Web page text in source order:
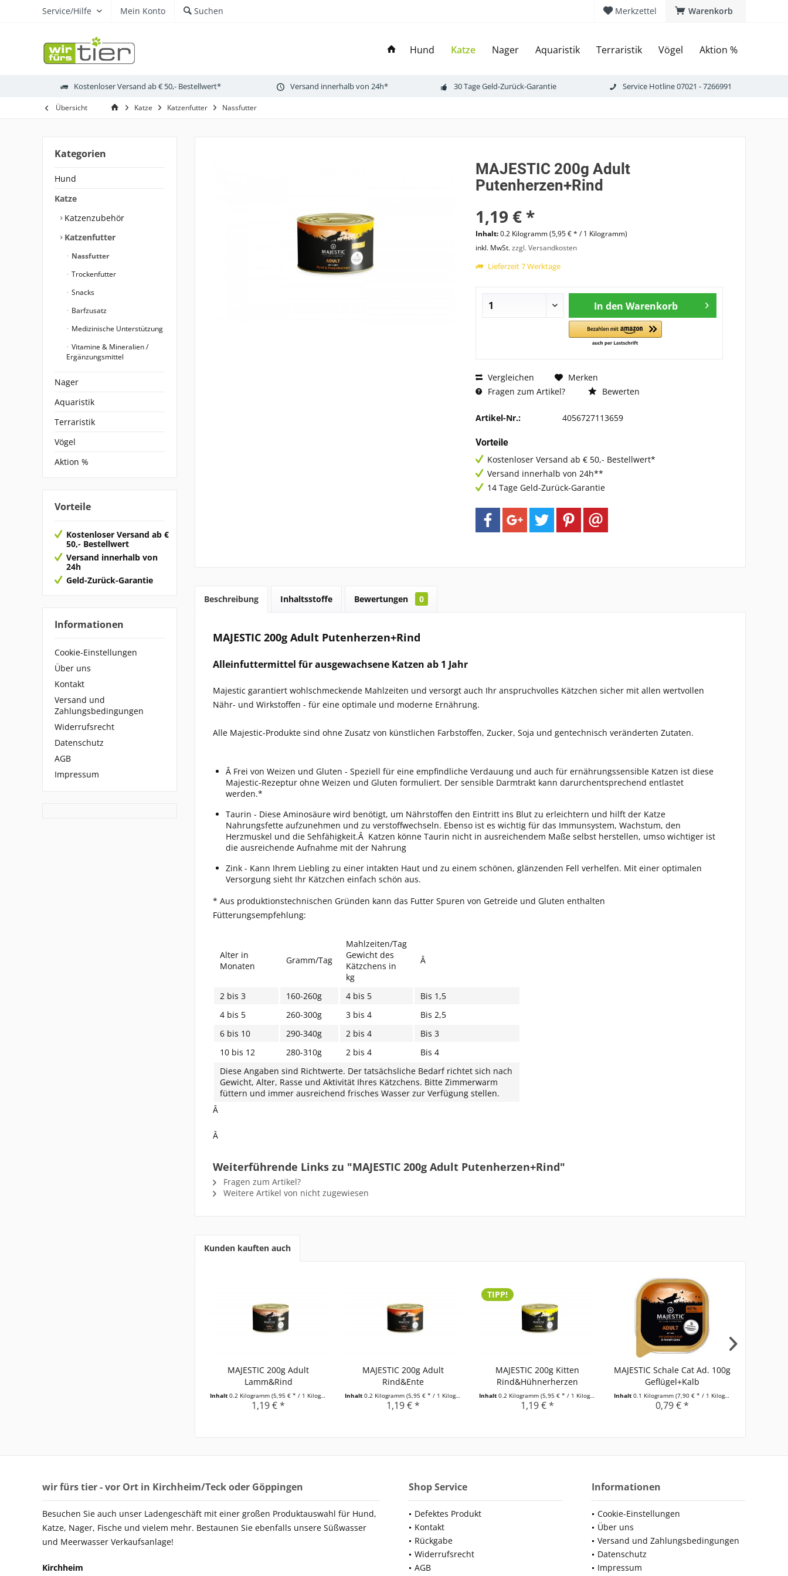
Warenkorb
Merkzettel
Service/Hilfe Mein Konto Suchen
Hund Katze Nager Aquaristik Terraristik Vögel Aktion %
Kostenloser Versand ab € 50,- Bestellwert* Versand innerhalb von 24h* 30 Tage Geld-Zurück-Garantie Service Hotline 07021 - 7266991
Übersicht Katze Katzenfutter Nassfutter
Kategorien
Hund
Katze
Katzenzubehör
Katzenfutter
Nassfutter
Trockenfutter
Snacks
Barfzusatz
Medizinische Unterstützung
Vitamine & Mineralien /
Ergänzungsmittel
Nager
Aquaristik
Terraristik
Vögel
Aktion %
Vorteile
Kostenloser Versand ab €
50,- Bestellwert
Versand innerhalb von
24h
Geld-Zurück-Garantie
Informationen
Cookie-Einstellungen
Über uns
Kontakt
Versand und
Zahlungsbedingungen
Widerrufsrecht
Datenschutz
AGB
Impressum
MAJESTIC 200g Adult
Putenherzen+Rind
1,19 € *
Inhalt:0.2 Kilogramm (5,95 € * / 1 Kilogramm)
inkl. MwSt.zzgl. Versandkosten
Lieferzeit 7 Werktage
In den Warenkorb
Vergleichen
Merken
Fragen zum Artikel?
Bewerten
Artikel-Nr.: 4056727113659
Vorteile
Kostenloser Versand ab € 50,- Bestellwert*
Versand innerhalb von 24h**
14 Tage Geld-Zurück-Garantie
Beschreibung Inhaltsstoffe Bewertungen 0
MAJESTIC 200g Adult Putenherzen+Rind
Alleinfuttermittel für ausgewachsene Katzen ab 1 Jahr
Majestic garantiert wohlschmeckende Mahlzeiten und versorgt auch Ihr anspruchvolles Kätzchen sicher mit allen wertvollen
Nähr- und Wirkstoffen - für eine optimale und moderne Ernährung.
Alle Majestic-Produkte sind ohne Zusatz von künstlichen Farbstoffen, Zucker, Soja und gentechnisch veränderten Zutaten.
Â Frei von Weizen und Gluten - Speziell für eine empfindliche Verdauung und auch für ernährungssensible Katzen ist diese
Majestic-Rezeptur ohne Weizen und Gluten formuliert. Der sensible Darmtrakt kann darurchentsprechend entlastet
werden.*
Taurin - Diese Aminosäure wird benötigt, um Nährstoffen den Eintritt ins Blut zu erleichtern und hilft der Katze
Nahrungsfette aufzunehmen und zu verstoffwechseln. Ebenso ist es wichtig für das Immunsystem, Wachstum, den
Herzmuskel und die Sehfähigkeit.Â Katzen könne Taurin nicht in ausreichendem Maße selbst herstellen, umso wichtiger ist
die ausreichende Aufnahme mit der Nahrung
Zink - Kann Ihrem Liebling zu einer intakten Haut und zu einem schönen, glänzenden Fell verhelfen. Mit einer optimalen
Versorgung sieht Ihr Kätzchen einfach schön aus.
* Aus produktionstechnischen Gründen kann das Futter Spuren von Getreide und Gluten enthalten
Fütterungsempfehlung:
Alter in
Monaten
Gramm/Tag
Mahlzeiten/Tag
Gewicht des
Kätzchens in
kg
Â
2 bis 3 160-260g 4 bis 5
Bis 1,5
4 bis 5
260-300g 3 bis 4
Bis 2,5
6 bis 10
290-340g 2 bis 4
Bis 3
10 bis 12
280-310g 2 bis 4
Bis 4
Diese Angaben sind Richtwerte. Der tatsächsliche Bedarf richtet sich nach
Gewicht, Alter, Rasse und Aktivität Ihres Kätzchens. Bitte Zimmerwarm
füttern und immer ausreichend frisches Wasser zur Verfügung stellen.
Â
Â
Weiterführende Links zu "MAJESTIC 200g Adult Putenherzen+Rind"
Fragen zum Artikel?
Weitere Artikel von nicht zugewiesen
Kunden kauften auch
MAJESTIC 200g Adult
Lamm&Rind
Inhalt 0.2 Kilogramm (5,95 € * / 1 Kilogramm)
1,19 € *
MAJESTIC 200g Adult
Rind&Ente
Inhalt 0.2 Kilogramm (5,95 € * / 1 Kilogramm)
1,19 € *
TIPP!
MAJESTIC 200g Kitten
Rind&Hühnerherzen
Inhalt 0.2 Kilogramm (5,95 € * / 1 Kilogramm)
1,19 € *
MAJESTIC Schale Cat Ad. 100g
Geflügel+Kalb
Inhalt 0.1 Kilogramm (7,90 € * / 1 Kilogramm)
0,79 € *
wir fürs tier - vor Ort in Kirchheim/Teck oder Göppingen
Besuchen Sie auch unser Ladengeschäft mit einer großen Produktauswahl für Hund,
Katze, Nager, Fische und vielem mehr. Bestaunen Sie ebenfalls unsere Süßwasser
und Meerwasser Verkaufsanlage!
Kirchheim
Shop Service
Defektes Produkt
Kontakt
Rückgabe
Widerrufsrecht
AGB
Informationen
Cookie-Einstellungen
Über uns
Versand und Zahlungsbedingungen
Datenschutz
Impressum